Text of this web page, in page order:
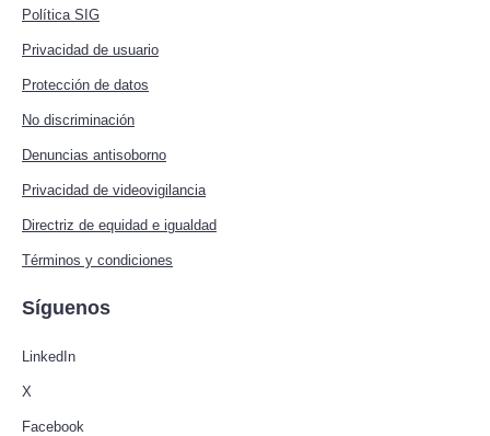
Política SIG
Privacidad de usuario
Protección de datos
No discriminación
Denuncias antisoborno
Privacidad de videovigilancia
Directriz de equidad e igualdad
Términos y condiciones
Síguenos
LinkedIn
X
Facebook